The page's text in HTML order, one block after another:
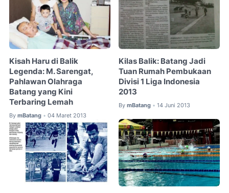
Kisah Haru di Balik
Legenda: M. Sarengat,
Pahlawan Olahraga
Batang yang Kini
Terbaring Lemah
By mBatang • 04 Maret 2013
Kilas Balik: Batang Jadi
Tuan Rumah Pembukaan
Divisi 1 Liga Indonesia
2013
By mBatang • 14 Juni 2013